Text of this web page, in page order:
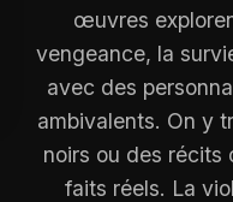
œuvres
vengeance, la
avec des
ambivalents. On y
noirs ou des récits
faits réels. La